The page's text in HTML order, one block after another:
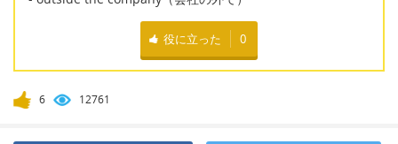
役に立った 0
6 12761